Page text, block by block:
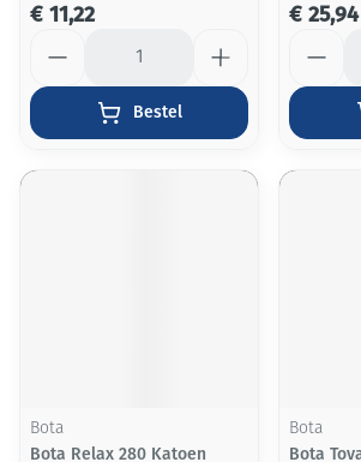
€ 11,22
Bestel
€ 25,94
Bota
Bota Relax 280 Katoen
Bota
Bota